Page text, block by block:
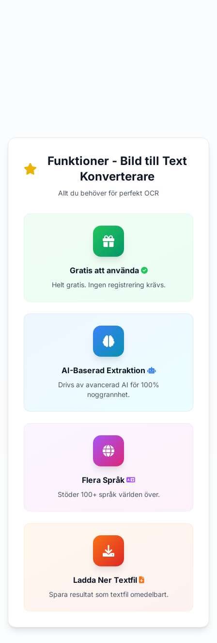
Funktioner - Bild till Text
Konverterare
Allt du behöver för perfekt OCR
Gratis att använda
Helt gratis. Ingen registrering krävs.
AI-Baserad Extraktion
Drivs av avancerad AI för 100%
noggrannhet.
Flera Språk
Stöder 100+ språk världen över.
Ladda Ner Textfil
Spara resultat som textfil omedelbart.